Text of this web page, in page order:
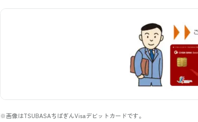
※画像はTSUBASAちばぎんVisaデビットカードです。